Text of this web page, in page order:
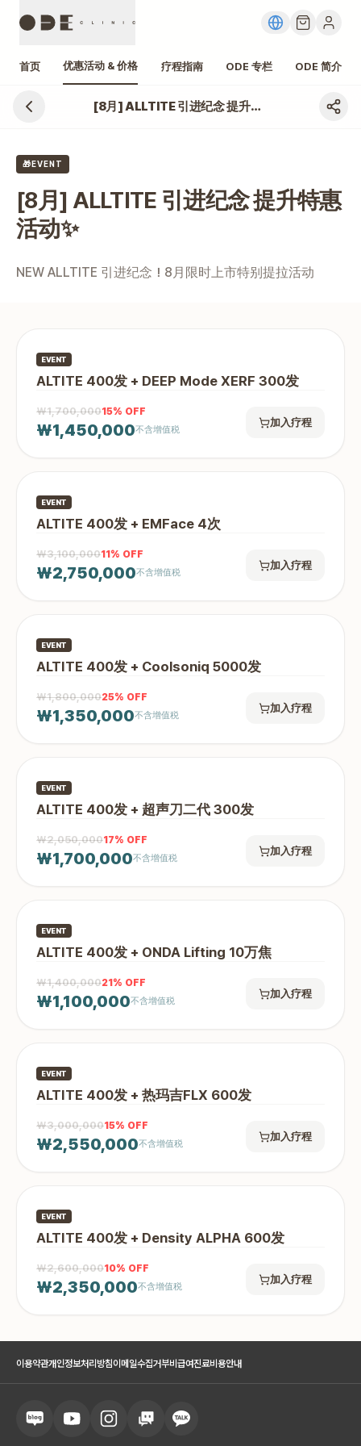
首页 优惠活动 & 价格 疗程指南 ODE 专栏 ODE 简介
[8月] ALLTITE 引进纪念 提升特惠活动✨
江南 [8月] ALLTITE 引进纪念 提升特惠活动✨ 价格、费用
🎁EVENT
[8月] ALLTITE 引进纪念 提升特惠
活动✨
NEW ALLTITE 引进纪念！8月限时上市特别提拉活动
EVENT
ALTITE 400发 + DEEP Mode XERF 300发
₩1,700,00015% OFF
₩1,450,000不含增值税
加入疗程
EVENT
ALTITE 400发 + EMFace 4次
₩3,100,00011% OFF
₩2,750,000不含增值税
加入疗程
EVENT
ALTITE 400发 + Coolsoniq 5000发
₩1,800,00025% OFF
₩1,350,000不含增值税
加入疗程
EVENT
ALTITE 400发 + 超声刀二代 300发
₩2,050,00017% OFF
₩1,700,000不含增值税
加入疗程
EVENT
ALTITE 400发 + ONDA Lifting 10万焦
₩1,400,00021% OFF
₩1,100,000不含增值税
加入疗程
EVENT
ALTITE 400发 + 热玛吉FLX 600发
₩3,000,00015% OFF
₩2,550,000不含增值税
加入疗程
EVENT
ALTITE 400发 + Density ALPHA 600发
₩2,600,00010% OFF
₩2,350,000不含增值税
加入疗程
이용약관개인정보처리방침이메일수집거부비급여진료비용안내